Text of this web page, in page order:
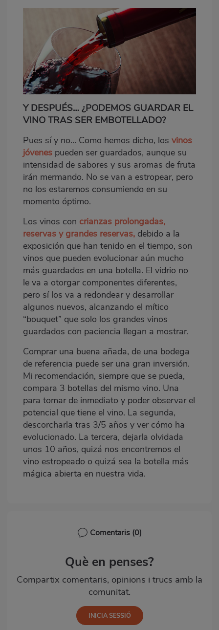
Y DESPUÉS… ¿PODEMOS GUARDAR EL
VINO TRAS SER EMBOTELLADO?
Pues sí y no… Como hemos dicho, los vinos
jóvenes pueden ser guardados, aunque su
intensidad de sabores y sus aromas de fruta
irán mermando. No se van a estropear, pero
no los estaremos consumiendo en su
momento óptimo.
Los vinos con crianzas prolongadas,
reservas y grandes reservas, debido a la
exposición que han tenido en el tiempo, son
vinos que pueden evolucionar aún mucho
más guardados en una botella. El vidrio no
le va a otorgar componentes diferentes,
pero sí los va a redondear y desarrollar
algunos nuevos, alcanzando el mítico
“bouquet” que solo los grandes vinos
guardados con paciencia llegan a mostrar.
Comprar una buena añada, de una bodega
de referencia puede ser una gran inversión.
Mi recomendación, siempre que se pueda,
compara 3 botellas del mismo vino. Una
para tomar de inmediato y poder observar el
potencial que tiene el vino. La segunda,
descorcharla tras 3/5 años y ver cómo ha
evolucionado. La tercera, dejarla olvidada
unos 10 años, quizá nos encontremos el
vino estropeado o quizá sea la botella más
mágica abierta en nuestra vida.
Comentaris (0)
Què en penses?
Compartix comentaris, opinions i trucs amb la
comunitat.